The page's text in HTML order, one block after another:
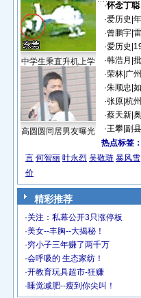
中学生乘直升机上学
高圆圆同居男友曝光
·怀念丁
·爱历史
·曾鹏宇|
·爱历史
·韩浩月
·荣林| 广
·朱顺忠
·张原| 杭
·蔡天新|
·王攀| 副
热点标签：
言 何智丽 叶永烈 吴敬琏 暴风雪
价
精彩推荐
·关注：私幕公开3只涨停板
·美女--丰胸--大揭秘！
·穷小子三年赚了两千万
·会呼吸的 生态家纺！
·开教育玩具超市-狂赚
·睡觉减肥--瘦到你尖叫！